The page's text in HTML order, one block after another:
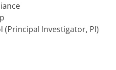
(Principal Investigator, PI)